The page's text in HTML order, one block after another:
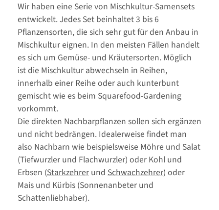
Wir haben eine Serie von Mischkultur-Samensets
entwickelt. Jedes Set beinhaltet 3 bis 6
Pflanzensorten, die sich sehr gut für den Anbau in
Mischkultur eignen. In den meisten Fällen handelt
es sich um Gemüse- und Kräutersorten. Möglich
ist die Mischkultur abwechseln in Reihen,
innerhalb einer Reihe oder auch kunterbunt
gemischt wie es beim Squarefood-Gardening
vorkommt.
Die direkten Nachbarpflanzen sollen sich ergänzen
und nicht bedrängen. Idealerweise findet man
also Nachbarn wie beispielsweise Möhre und Salat
(Tiefwurzler und Flachwurzler) oder Kohl und
Erbsen (Starkzehrer und Schwachzehrer) oder
Mais und Kürbis (Sonnenanbeter und
Schattenliebhaber).